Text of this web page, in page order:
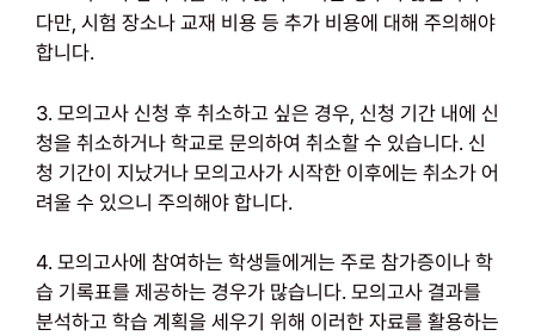
다만, 시험 장소나 교재 비용 등 추가 비용에 대해 주의해야
합니다.
3. 모의고사 신청 후 취소하고 싶은 경우, 신청 기간 내에 신
청을 취소하거나 학교로 문의하여 취소할 수 있습니다. 신
청 기간이 지났거나 모의고사가 시작한 이후에는 취소가 어
려울 수 있으니 주의해야 합니다.
4. 모의고사에 참여하는 학생들에게는 주로 참가증이나 학
습 기록표를 제공하는 경우가 많습니다. 모의고사 결과를
분석하고 학습 계획을 세우기 위해 이러한 자료를 활용하는